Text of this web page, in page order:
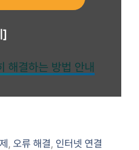
해결하는 방법 안내
,오류 해결 인터넷 연결